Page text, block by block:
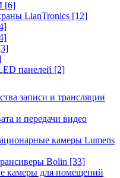
[6]
LianTronics [12]
панелей [2]
записи и трансляции
и передачи видео
камеры Lumens
Bolin [33]
камеры для помещений